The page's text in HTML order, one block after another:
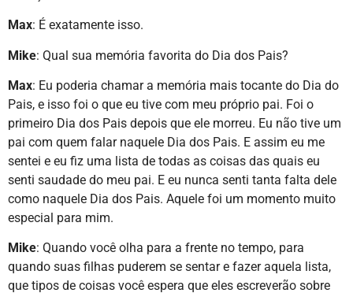
Max: É exatamente isso.
Mike: Qual sua memória favorita do Dia dos Pais?
Max: Eu poderia chamar a memória mais tocante do Dia do
Pais, e isso foi o que eu tive com meu próprio pai. Foi o
primeiro Dia dos Pais depois que ele morreu. Eu não tive um
pai com quem falar naquele Dia dos Pais. E assim eu me
sentei e eu fiz uma lista de todas as coisas das quais eu
senti saudade do meu pai. E eu nunca senti tanta falta dele
como naquele Dia dos Pais. Aquele foi um momento muito
especial para mim.
Mike: Quando você olha para a frente no tempo, para
quando suas filhas puderem se sentar e fazer aquela lista,
que tipos de coisas você espera que eles escreverão sobre